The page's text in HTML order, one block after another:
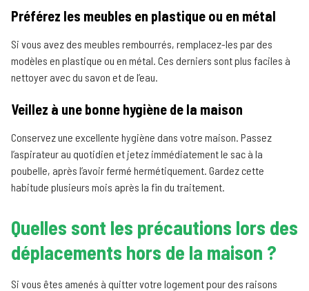
Préférez les meubles en plastique ou en métal
Si vous avez des meubles rembourrés, remplacez-les par des
modèles en plastique ou en métal. Ces derniers sont plus faciles à
nettoyer avec du savon et de l’eau.
Veillez à une bonne hygiène de la maison
Conservez une excellente hygiène dans votre maison. Passez
l’aspirateur au quotidien et jetez immédiatement le sac à la
poubelle, après l’avoir fermé hermétiquement. Gardez cette
habitude plusieurs mois après la fin du traitement.
Quelles sont les précautions lors des
déplacements hors de la maison ?
Si vous êtes amenés à quitter votre logement pour des raisons